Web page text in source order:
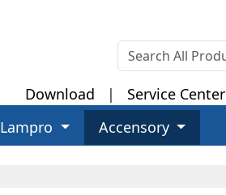
Download | Service Center
Lampro Accensory